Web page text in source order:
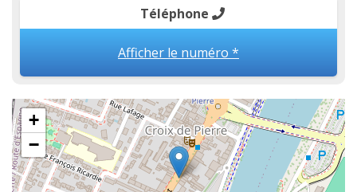
Téléphone
Afficher le numéro *
+
−